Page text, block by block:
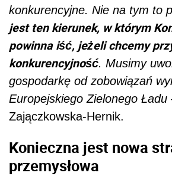
konkurencyjne. Nie na tym to
jest ten kierunek, w którym
powinna iść, jeżeli chcemy
konkurencyjność. Musimy
gospodarkę od zobowiązań
Europejskiego Zielonego Ładu
Zajączkowska-Hernik.
Konieczna jest nowa
przemysłowa